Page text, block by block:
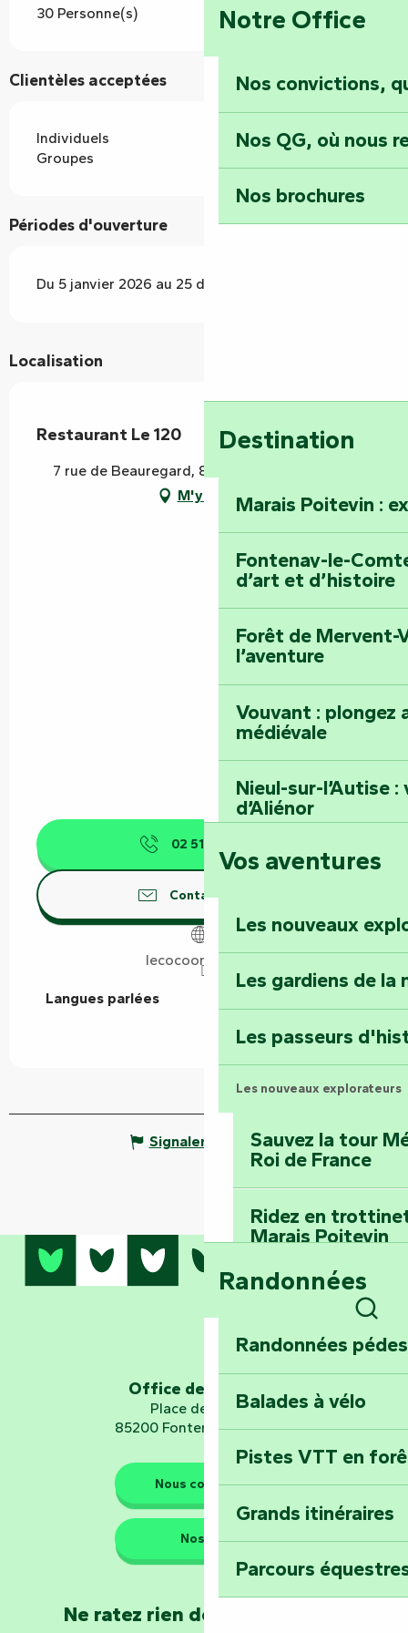
Notre Office
Nos convictions,
Nos QG, où nous
Nos brochures
Destination
Marais Poitevin :
Fontenay-le-
d’art et d’histoire
Forêt de Mervent-
l’aventure
Vouvant : plongez
médiévale
Nieul-sur-l’Autise
d’Aliénor
Foussais-Payré :
Faymoreau :
épopée minière
Terre d’étoiles :
Vos aventures
Les nouveaux
Les gardiens de la
Les passeurs
Les nouveaux explorateurs
Sauvez la tour
Roi de France
Ridez en
Marais Poitevin
Embarquez pour
Planétarium
Explorez
d’orientation «
Les gardiens de la nature
Randonnées
Randonnées
Balades à vélo
Pistes VTT en
Grands itinéraires
Parcours
30 Personne(s)
Clientèles acceptées
Individuels
Groupes
Périodes d'ouverture
Du 5 janvier 2026 au 25 décembre 2026
Localisation
Restaurant Le 120
7 rue de Beauregard, 85120 La Châtaigneraie
M'y rendre
02 51 69 68
Contactez-nous
lecocoon120.com
Langues parlées
Langues parlées
Signaler une erreur
Office de tourisme
Place de Verdun
85200 Fontenay-le-Comte
Nous contacter
Nos QG
Ne ratez rien de l'actualité en